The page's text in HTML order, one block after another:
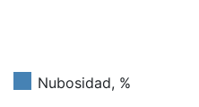
Nubosidad, %